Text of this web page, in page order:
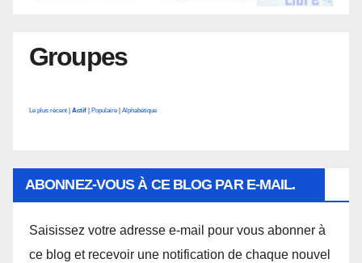
Groupes
Le plus récent | Actif | Populaire | Alphabétique
ABONNEZ-VOUS À CE BLOG PAR E-MAIL.
Saisissez votre adresse e-mail pour vous abonner à
ce blog et recevoir une notification de chaque nouvel